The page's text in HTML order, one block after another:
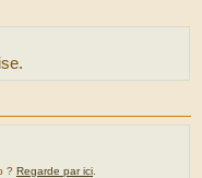
? Regarde par ici